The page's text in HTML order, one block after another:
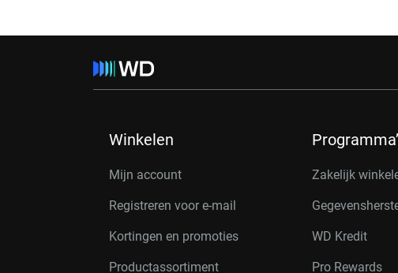
Winkelen
Mijn account
Registreren voor e-mail
Kortingen en promoties
Productassortiment
Zakelijk
WD Kredit
Pro Rewards